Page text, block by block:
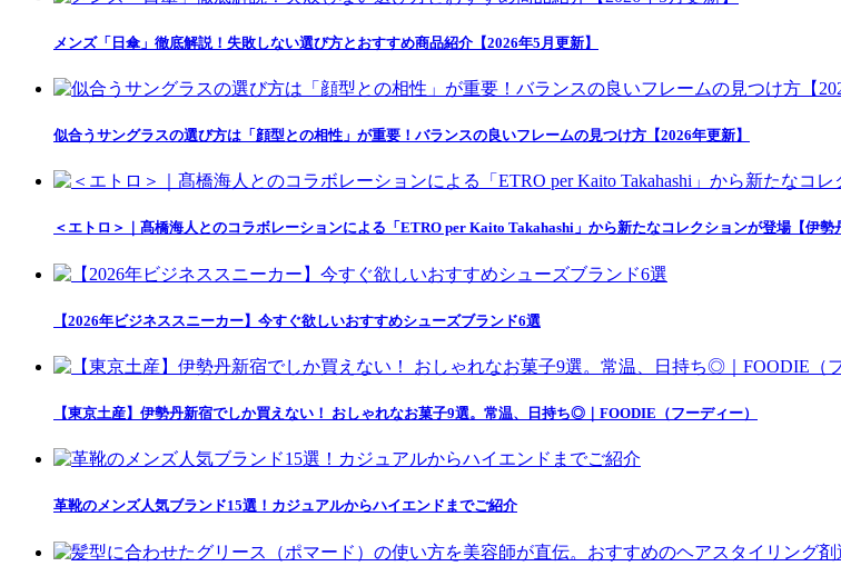
メンズ「日傘」徹底解説！失敗しない選び方とおすすめ商品紹介【2026年5月更新】
似合うサングラスの選び方は「顔型との相性」が重要！バランスの良いフレームの見つけ方【2026年更新】
＜エトロ＞｜髙橋海人とのコラボレーションによる「ETRO per Kaito Takahashi」から新たなコレクションが登場【伊勢
【2026年ビジネススニーカー】今すぐ欲しいおすすめシューズブランド6選
【東京土産】伊勢丹新宿でしか買えない！ おしゃれなお菓子9選。常温、日持ち◎｜FOODIE（フーディー）
革靴のメンズ人気ブランド15選！カジュアルからハイエンドまでご紹介